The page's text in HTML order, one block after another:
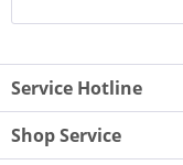
Service Hotline
Shop Service